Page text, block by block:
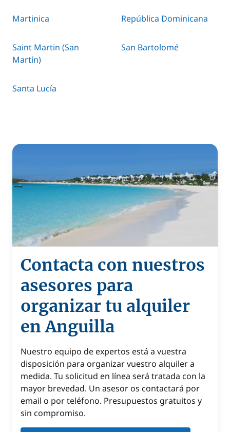
Martinica República Dominicana
Saint Martin (San
Martín)
San Bartolomé
Santa Lucía
Contacta con nuestros
asesores para
organizar tu alquiler
en Anguilla
Nuestro equipo de expertos está a vuestra
disposición para organizar vuestro alquiler a
medida. Tu solicitud en línea será tratada con la
mayor brevedad. Un asesor os contactará por
email o por teléfono. Presupuestos gratuitos y
sin compromiso.